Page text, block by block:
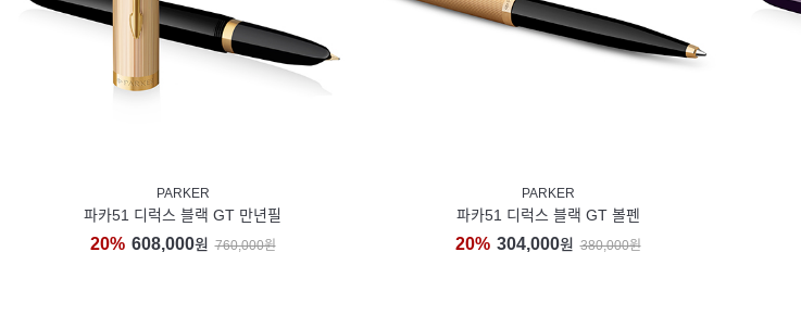
PARKER
파카51 디럭스 블랙 GT 만년필
20% 608,000원 760,000원
PARKER
파카51 디럭스 블랙 GT 볼펜
20% 304,000원 380,000원